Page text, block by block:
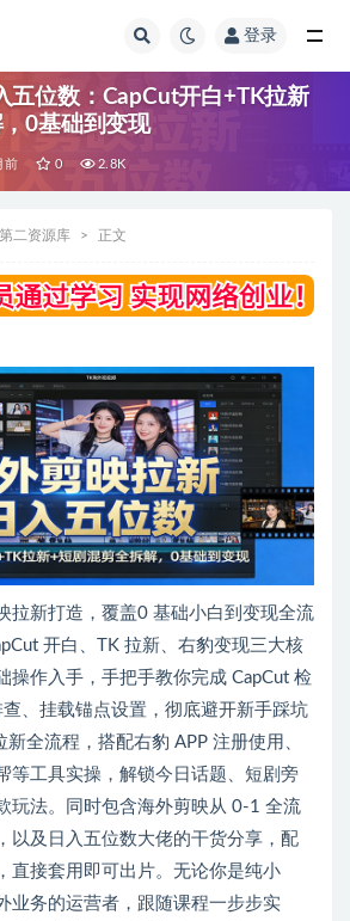
登录
五位数：CapCut开白+TK拉新
0基础到变现
前 0 2.8K
第二资源库 正文
拉新打造，覆盖0 基础小白到变现全流
开白、TK 拉新、右豹变现三大核
操作入手，手把手教你完成 CapCut 检
、挂载锚点设置，彻底避开新手踩坑
新全流程，搭配右豹 APP 注册使用、
等工具实操，解锁今日话题、短剧旁
玩法。同时包含海外剪映从 0-1 全流
以及日入五位数大佬的干货分享，配
直接套用即可出片。无论你是纯小
业务的运营者，跟随课程一步步实